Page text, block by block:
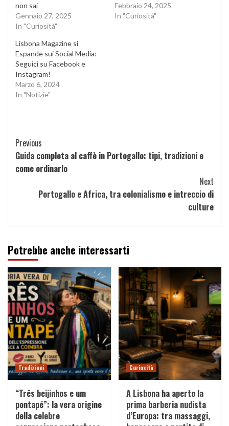
non sai
Gennaio 27, 2025
In "Curiosità"
Febbraio 24, 2025
In "Curiosità"
Lisbona Magazine si
Espande sui Social Media:
Seguici su Facebook e
Instagram!
Marzo 6, 2024
In "Notizie"
Continue
Reading
Previous
Guida completa al caffè in Portogallo: tipi, tradizioni e
come ordinarlo
Next
Portogallo e Africa, tra colonialismo e intreccio di
culture
Potrebbe anche interessarti
Tradizioni
“Três beijinhos e um
pontapé”: la vera origine
della celebre
Curiosità
A Lisbona ha aperto la
prima barberia nudista
d’Europa: tra massaggi,